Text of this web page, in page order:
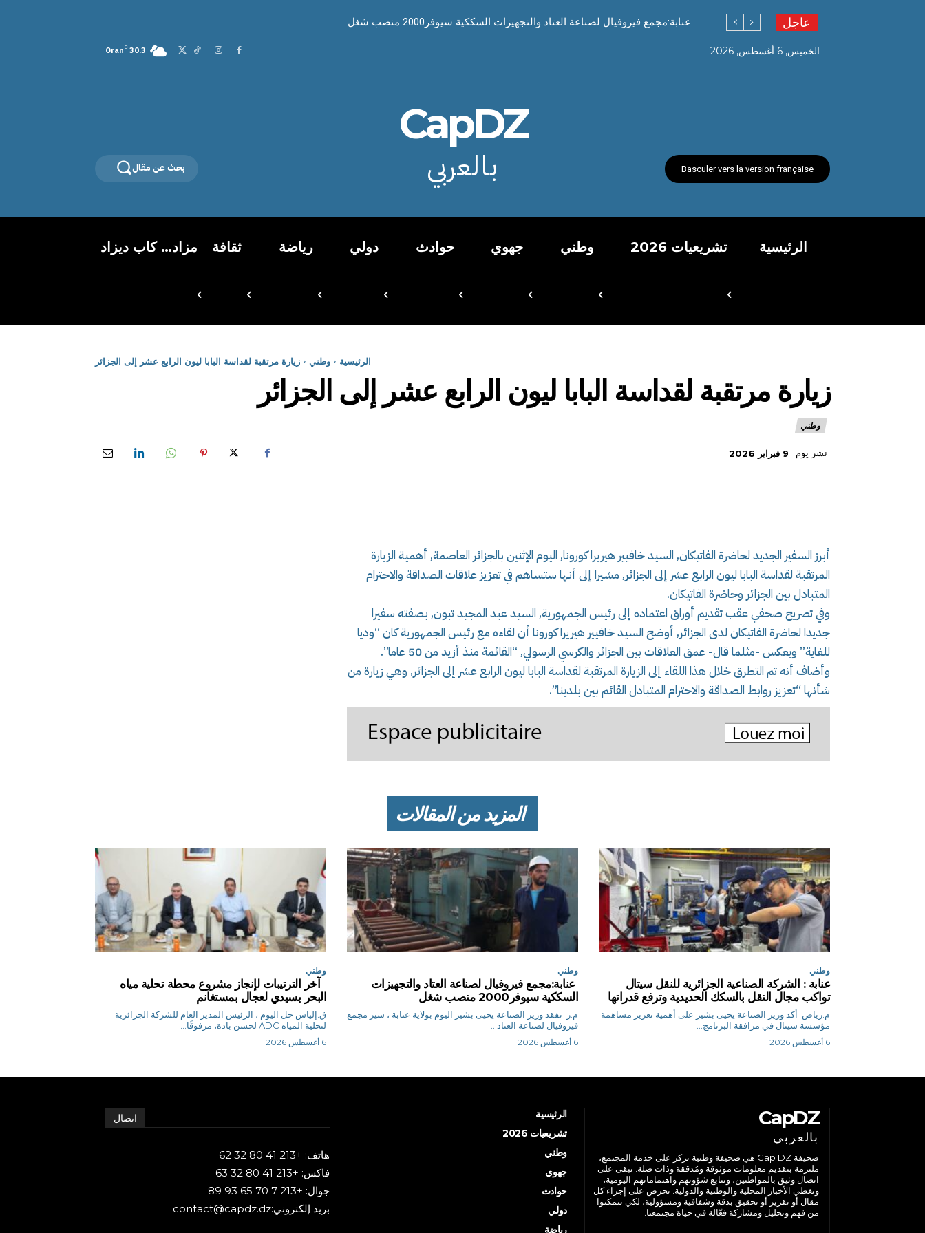
عاجل عنابة:مجمع فيروفيال لصناعة العتاد والتجهيزات السككية سيوفر2000 منصب شغل
الخميس, 6 أغسطس, 2026 30.3
C
Oran
Basculer vers la version française
CapDZ
بالعربي بحث عن مقال
الرئيسية تشريعيات 2026 وطني جهوي حوادث دولي رياضة ثقافة مزاد… كاب ديزاد
الرئيسية وطني زيارة مرتقبة لقداسة البابا ليون الرابع عشر إلى الجزائر
زيارة مرتقبة لقداسة البابا ليون الرابع عشر إلى الجزائر
وطني
نشر يوم 9 فبراير 2026
أبرز السفير الجديد لحاضرة الفاتيكان, السيد خافيير هيريرا كورونا, اليوم الإثنين بالجزائر العاصمة, أهمية الزيارة
المرتقبة لقداسة البابا ليون الرابع عشر إلى الجزائر, مشيرا إلى أنها ستساهم في تعزيز علاقات الصداقة والاحترام
المتبادل بين الجزائر وحاضرة الفاتيكان.
وفي تصريح صحفي عقب تقديم أوراق اعتماده إلى رئيس الجمهورية, السيد عبد المجيد تبون, بصفته سفيرا
جديدا لحاضرة الفاتيكان لدى الجزائر, أوضح السيد خافيير هيريرا كورونا أن لقاءه مع رئيس الجمهورية كان “وديا
للغاية” ويعكس -مثلما قال- عمق العلاقات بين الجزائر والكرسي الرسولي, “القائمة منذ أزيد من 50 عاما”.
وأضاف أنه تم التطرق خلال هذا اللقاء إلى الزيارة المرتقبة لقداسة البابا ليون الرابع عشر إلى الجزائر, وهي زيارة من
شأنها “تعزيز روابط الصداقة والاحترام المتبادل القائم بين بلدينا”.
المزيد من المقالات
وطني
عنابة : الشركة الصناعية الجزائرية للنقل سيتال
تواكب مجال النقل بالسكك الحديدية وترفع قدراتها
م.رياض أكد وزير الصناعة يحيى بشير على أهمية تعزيز مساهمة
مؤسسة سيتال في مرافقة البرنامج...
6 أغسطس 2026
وطني
عنابة:مجمع فيروفيال لصناعة العتاد والتجهيزات
السككية سيوفر2000 منصب شغل
م.ر تفقد وزير الصناعة يحيى بشير اليوم بولاية عنابة ، سير مجمع
فيروفيال لصناعة العتاد...
6 أغسطس 2026
وطني
آخر الترتيبات لإنجاز مشروع محطة تحلية مياه
البحر بسيدي لعجال بمستغانم
ق.إلياس حل اليوم ، الرئيس المدير العام للشركة الجزائرية
لتحلية المياه ADC لحسن بادة، مرفوقًا...
6 أغسطس 2026
CapDZ
بالعربي
صحيفة Cap DZ هي صحيفة وطنية تركز على خدمة المجتمع،
ملتزمة بتقديم معلومات موثوقة ومُدققة وذات صلة. نبقى على
اتصال وثيق بالمواطنين، ونتابع شؤونهم واهتماماتهم اليومية،
ونغطي الأخبار المحلية والوطنية والدولية. نحرص على إجراء كل
مقال أو تقرير أو تحقيق بدقة وشفافية ومسؤولية، لكي تتمكنوا
من فهم وتحليل ومشاركة فعّالة في حياة مجتمعنا.
الرئيسية
تشريعيات 2026
وطني
جهوي
حوادث
دولي
رياضة
اتصال
هاتف: +213 41 80 32 62
فاكس: +213 41 80 32 63
جوال: +213 7 70 65 93 89
بريد إلكتروني:contact@capdz.dz